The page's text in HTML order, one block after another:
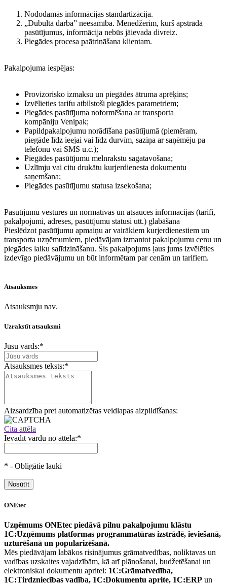
Nododamās informācijas standartizācija.
„Dubultā darba” neesamība. Menedžerim, kurš apstrādā
pasūtījumus, informācija nebūs jāievada divreiz.
Piegādes procesa paātrināšana klientam.
Pakalpojuma iespējas:
Provizorisko izmaksu un piegādes ātruma aprēķins;
Izvēlieties tarifu atbilstoši piegādes parametriem;
Piegādes pasūtījuma noformēšana ar transporta
kompāniju Venipak;
Papildpakalpojumu norādīšana pasūtījumā (piemēram,
piegāde līdz ieejai vai līdz durvīm, saziņa ar saņēmēju pa
telefonu vai SMS u.c.);
Piegādes pasūtījumu melnrakstu sagatavošana;
Uzlīmju vai citu drukātu kurjerdienesta dokumentu
saņemšana;
Piegādes pasūtījumu statusa izsekošana;
Pasūtījumu vēstures un normatīvās un atsauces informācijas (tarifi,
pakalpojumi, adreses, pasūtījumu statusi utt.) glabāšana
Pieslēdzot pasūtījumu apmaiņu ar vairākiem kurjerdienestiem un
transporta uzņēmumiem, piedāvājam izmantot pakalpojumu cenu un
piegādes laiku salīdzināšanu. Šis pakalpojums ļaus jums izvēlēties
izdevīgo piedāvājumu un būt informētam par cenām un tarifiem.
Atsauksmes
Atsauksmju nav.
Uzrakstīt atsauksmi
Jūsu vārds:*
Atsauksmes teksts:*
Aizsardzība pret automatizētas veidlapas aizpildīšanas:
Cita attēla
Ievadīt vārdu no attēla:*
* - Obligātie lauki
ONEtec
Uzņēmums ONEtec piedāvā pilnu pakalpojumu klāstu
1C:Uzņēmums platformas programmatūras izstrādē, ieviešanā,
uzturēšanā un popularizēšanā.
Mēs piedāvājam labākos risinājumus grāmatvedības, noliktavas un
vadības uzskaites vajadzībām, kā arī plānošanai, budžetēšanai un
elektroniskai dokumentu apritei: 1C:Grāmatvedība,
1C:Tirdzniecības vadība, 1C:Dokumentu aprite, 1C:ERP un